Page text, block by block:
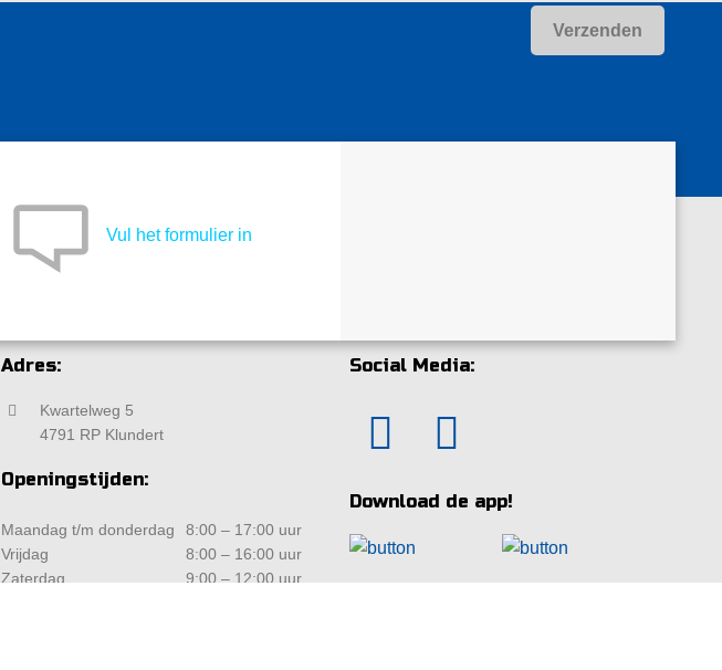
Vul het formulier in
Adres:
Kwartelweg 5
4791 RP Klundert
Openingstijden:
Maandag t/m donderdag
8:00 – 17:00 uur
Vrijdag
8:00 – 16:00 uur
Zaterdag
9:00 – 12:00 uur
Social Media:
Download de app!